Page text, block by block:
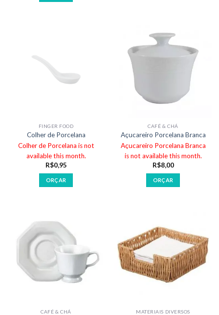
FINGER FOOD
Colher de Porcelana
Colher de Porcelana is not
available this month.
R$0,95
ORÇAR
CAFÉ & CHÁ
Açucareiro Porcelana Branca
Açucareiro Porcelana Branca
is not available this month.
R$8,00
ORÇAR
CAFÉ & CHÁ MATERIAIS DIVERSOS